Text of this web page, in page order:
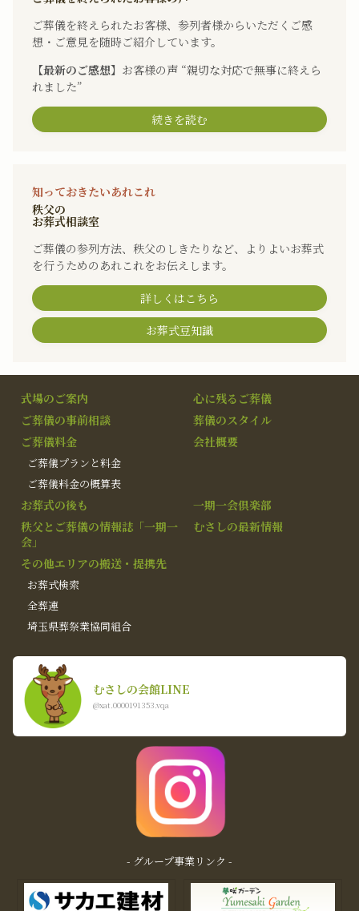
ご葬儀を終えられたお客様、参列者様からいただくご感
想・ご意見を随時ご紹介しています。
【最新のご感想】 お客様の声 “親切な対応で無事に終えら
れました”
続きを読む
知っておきたいあれこれ
秩父の
お葬式相談室
ご葬儀の参列方法、秩父のしきたりなど、よりよいお葬式
を行うためのあれこれをお伝えします。
詳しくはこちら
お葬式豆知識
式場のご案内
心に残るご葬儀
ご葬儀の事前相談
葬儀のスタイル
ご葬儀料金
ご葬儀プランと料金
ご葬儀料金の概算表
会社概要
お葬式の後も
一期一会倶楽部
秩父とご葬儀の情報誌「一期一
会」
むさしの最新情報
その他エリアの搬送・提携先
お葬式検索
全葬連
埼玉県葬祭業協同組合
むさしの会館LINE
@xat.0000191353.vqa
- グループ事業リンク -